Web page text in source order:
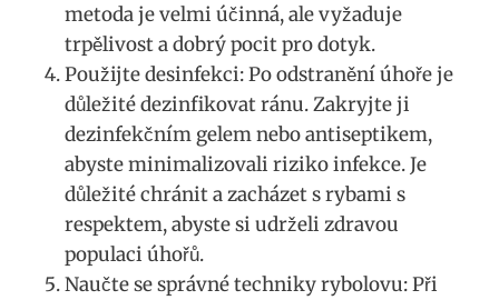
metoda je velmi účinná, ale vyžaduje
trpělivost a dobrý pocit pro dotyk.
Použijte desinfekci: Po odstranění úhoře je
důležité dezinfikovat ránu. Zakryjte ji
dezinfekčním gelem nebo antiseptikem,
abyste minimalizovali riziko infekce. Je
důležité chránit a zacházet s rybami s
respektem, abyste si udrželi zdravou
populaci úhořů.
Naučte se správné techniky rybolovu: Při